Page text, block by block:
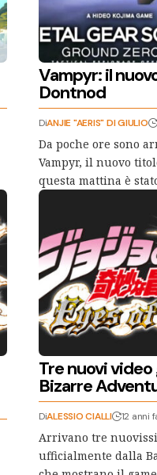
Vampyr: il
Dontnod
DiANJIE "AERIS" DI GIULIO
Da poche ore sono
Vampyr, il nuovo
questa mattina è
Tre nuovi
Bizarre
DiALESSIO CIALLI 12 anni
Arrivano tre
ufficialmente dalla